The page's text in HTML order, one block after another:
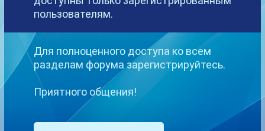
Raffaelka имел наиболее популярный контент!
2 Подписчика
пользователям.
Для полноценного доступа ко всем
разделам форума зарегистрируйтесь.
Приятного общения!